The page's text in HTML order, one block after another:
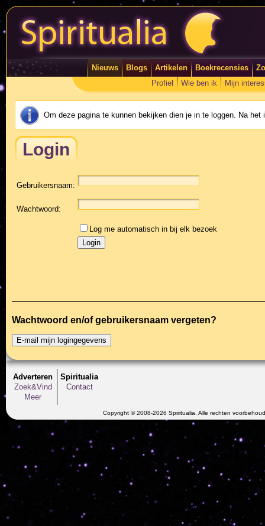
Nieuws Blogs Artikelen Boekrecensies
Profiel
Wie ben ik Mijn
Om deze pagina te kunnen bekijken dien je in te loggen. Na
Login
Gebruikersnaam:
Wachtwoord:
Log me automatisch in bij elk bezoek
Wachtwoord en/of gebruikersnaam vergeten?
Adverteren
Zoek&Vind
Meer
Spiritualia
Contact
Copyright © 2008-2026 Spiritualia. Alle rechten